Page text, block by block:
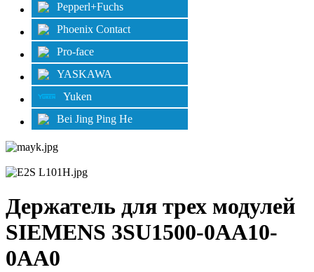
Pepperl+Fuchs
Phoenix Contact
Pro-face
YASKAWA
Yuken
Bei Jing Ping He
Держатель для трех модулей
SIEMENS 3SU1500-0AA10-
0AA0